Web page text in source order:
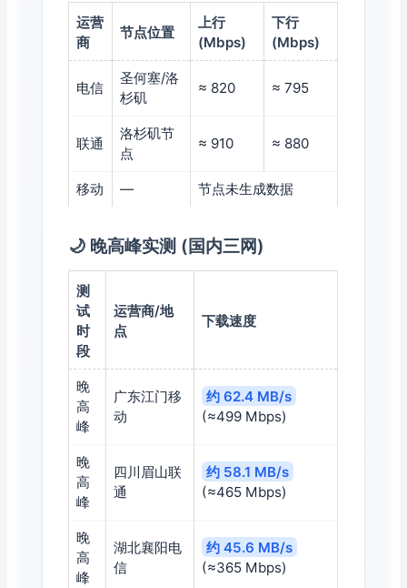
运营
商
节点位置
上行
(Mbps)
下行
(Mbps)
电信
圣何塞/洛
杉矶
≈ 820 ≈ 795
联通
洛杉矶节
点
≈ 910 ≈ 880
移动 — 节点未生成数据
🌙 晚高峰实测 (国内三网)
测
试
时
段
运营商/地
点
下载速度
晚
高
峰
广东江门移
动
约 62.4 MB/s
(≈499 Mbps)
晚
高
峰
四川眉山联
通
约 58.1 MB/s
(≈465 Mbps)
晚
高
峰
湖北襄阳电
信
约 45.6 MB/s
(≈365 Mbps)